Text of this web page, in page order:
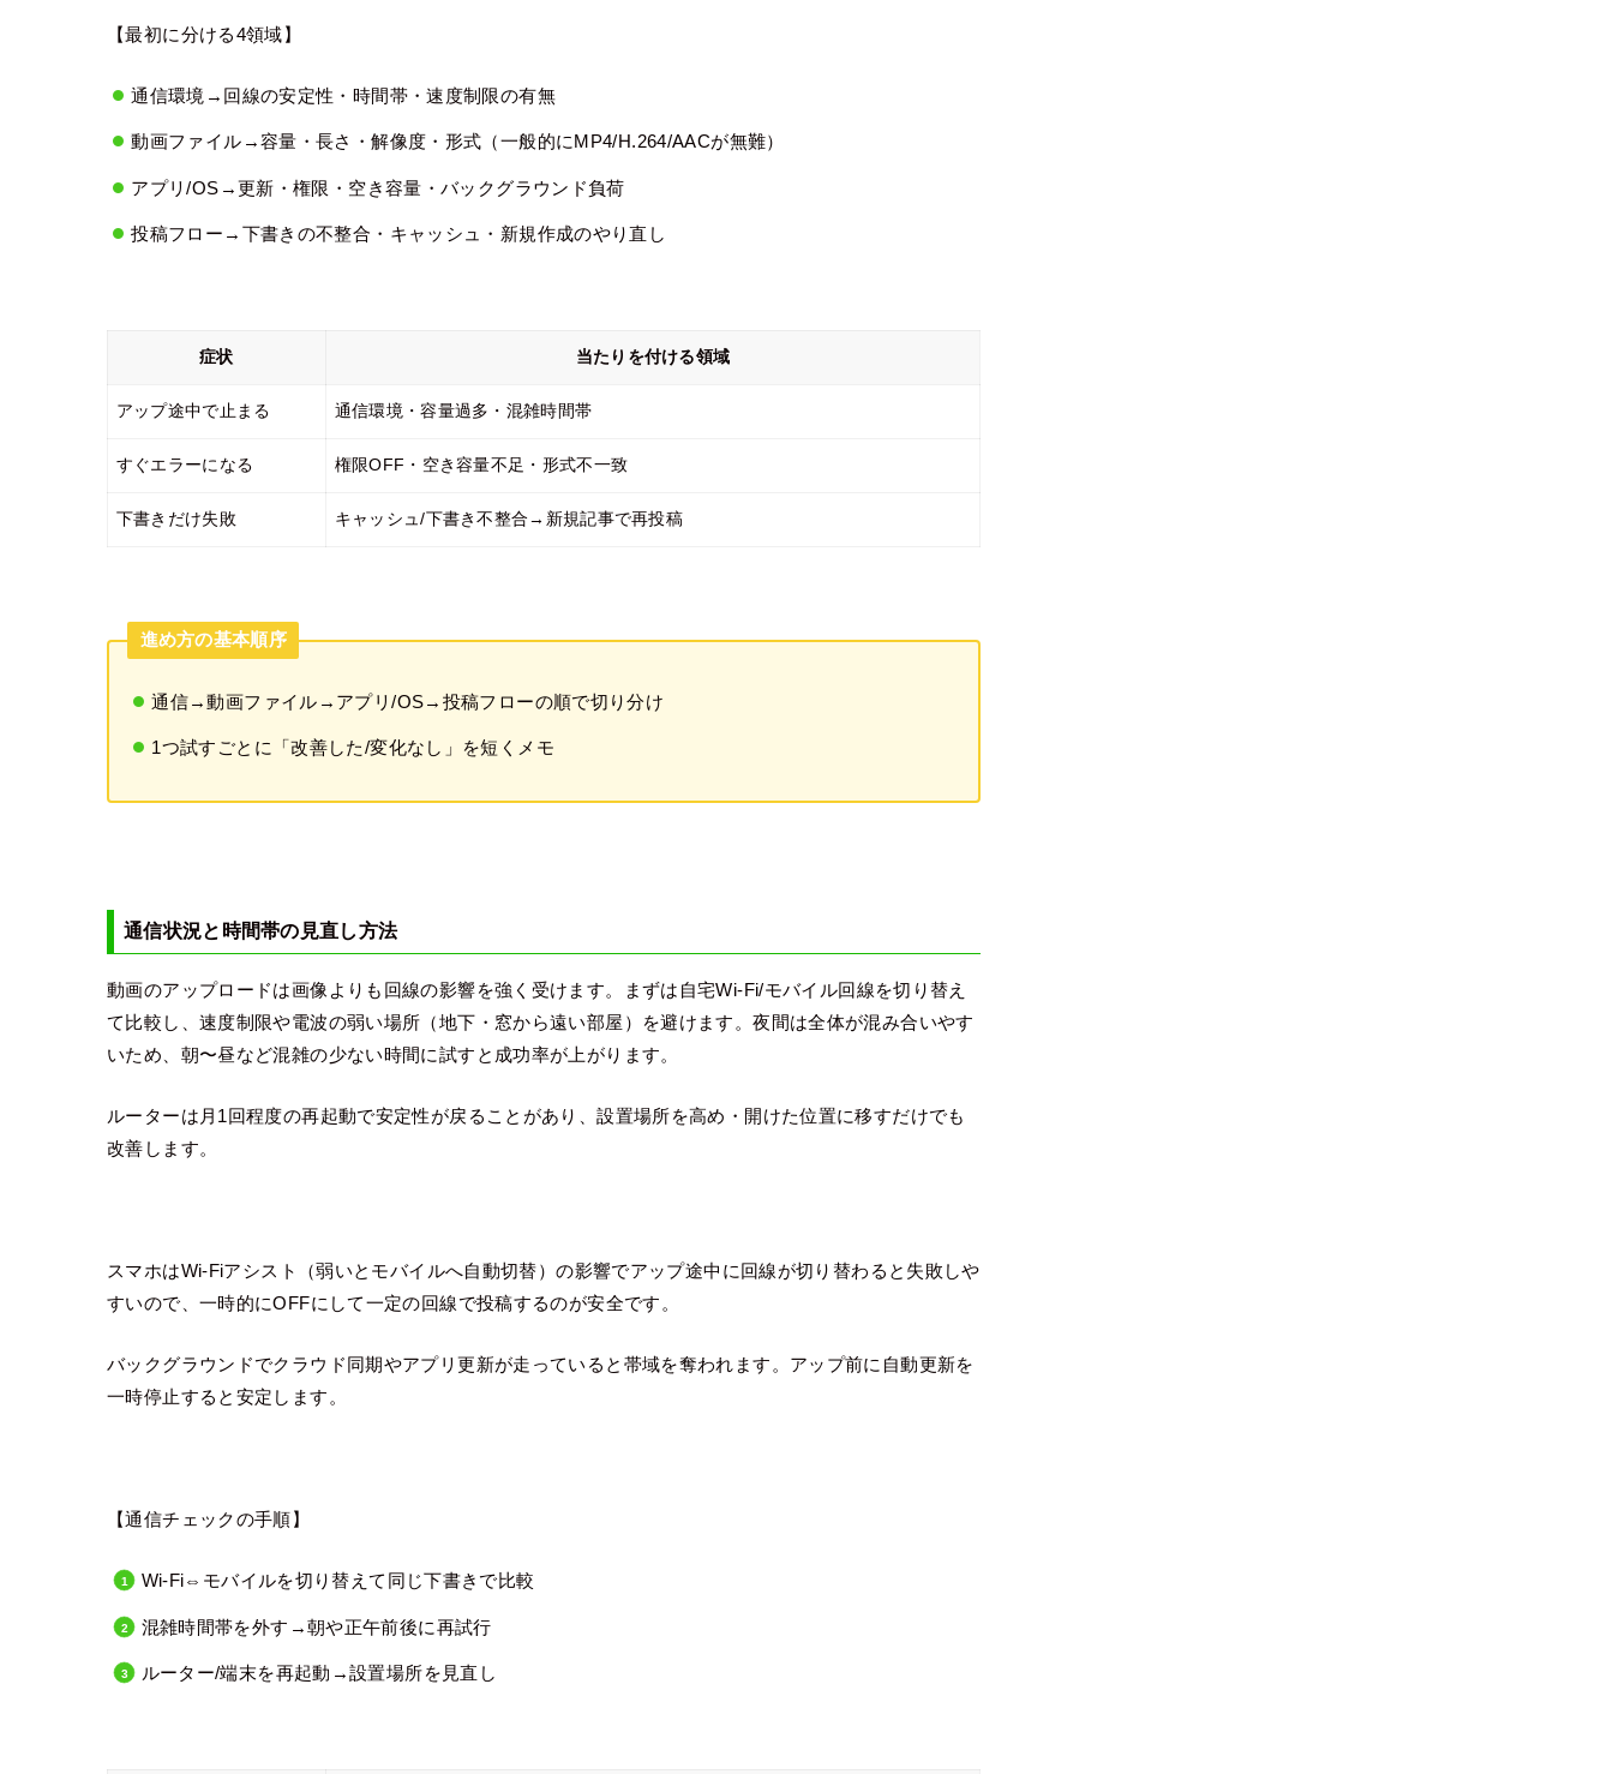
【最初に分ける4領域】
通信環境→回線の安定性・時間帯・速度制限の有無
動画ファイル→容量・長さ・解像度・形式（一般的にMP4/H.264/AACが無難）
アプリ/OS→更新・権限・空き容量・バックグラウンド負荷
投稿フロー→下書きの不整合・キャッシュ・新規作成のやり直し
症状 当たりを付ける領域
アップ途中で止まる 通信環境・容量過多・混雑時間帯
すぐエラーになる 権限OFF・空き容量不足・形式不一致
下書きだけ失敗 キャッシュ/下書き不整合→新規記事で再投稿
進め方の基本順序
通信→動画ファイル→アプリ/OS→投稿フローの順で切り分け
1つ試すごとに「改善した/変化なし」を短くメモ
通信状況と時間帯の見直し方法
動画のアップロードは画像よりも回線の影響を強く受けます。まずは自宅Wi-Fi/モバイル回線を切り替え
て比較し、速度制限や電波の弱い場所（地下・窓から遠い部屋）を避けます。夜間は全体が混み合いやす
いため、朝〜昼など混雑の少ない時間に試すと成功率が上がります。
ルーターは月1回程度の再起動で安定性が戻ることがあり、設置場所を高め・開けた位置に移すだけでも
改善します。
スマホはWi-Fiアシスト（弱いとモバイルへ自動切替）の影響でアップ途中に回線が切り替わると失敗しや
すいので、一時的にOFFにして一定の回線で投稿するのが安全です。
バックグラウンドでクラウド同期やアプリ更新が走っていると帯域を奪われます。アップ前に自動更新を
一時停止すると安定します。
【通信チェックの手順】
Wi-Fi⇔モバイルを切り替えて同じ下書きで比較
混雑時間帯を外す→朝や正午前後に再試行
ルーター/端末を再起動→設置場所を見直し